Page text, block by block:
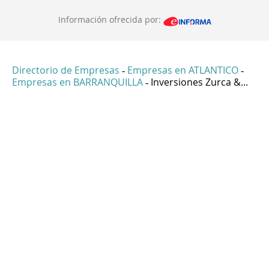
Información ofrecida por:
Directorio de Empresas - Empresas en ATLANTICO -
Empresas en BARRANQUILLA - Inversiones Zurca &...